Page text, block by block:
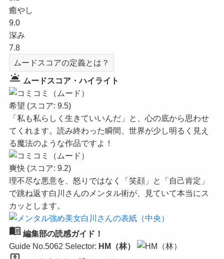
癒やし
9.0
深み
7.8
ムードスコアの定義とは？
wb_twilight ムードスコア・ハイライト
希望 (スコア: 9.5)
「私も私らしく生きていいんだ」と、心の底から思わせ
てくれます。読み終わった瞬間、世界が少し明るく見え
る魔法のような作品ですよ！
爽快 (スコア: 9.2)
理不尽な悪意を、怒りではなく「笑顔」と「自己肯定」
で跳ね返す白川さんのメンタル術が、見ていて本当にス
カッとします。
menu_book 編集部の読感ガイド！
Guide No.5062 Selector: HM（林）